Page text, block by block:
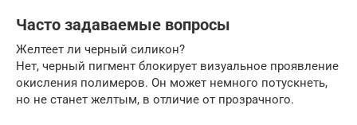
Часто задаваемые вопросы
Желтеет ли черный силикон?
Нет, черный пигмент блокирует визуальное проявление
окисления полимеров. Он может немного потускнеть,
но не станет желтым, в отличие от прозрачного.